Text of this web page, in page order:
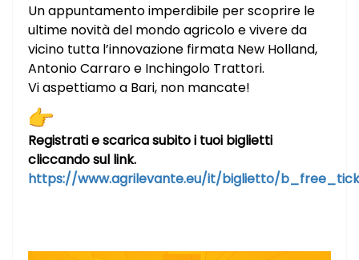
Un appuntamento imperdibile per scoprire le
ultime novità del mondo agricolo e vivere da
vicino tutta l’innovazione firmata New Holland,
Antonio Carraro e Inchingolo Trattori.
Vi aspettiamo a Bari, non mancate!
Registrati e scarica subito i tuoi biglietti
cliccando sul link.
https://www.agrilevante.eu/it/biglietto/